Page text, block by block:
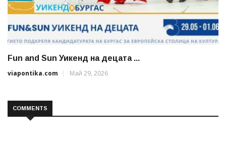
Fun and Sun Уикенд на децата ...
viapontika.com
Май 29, 2026
COMMENTS